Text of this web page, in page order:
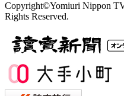
Copyright©Yomiuri Nippon
Rights Reserved.